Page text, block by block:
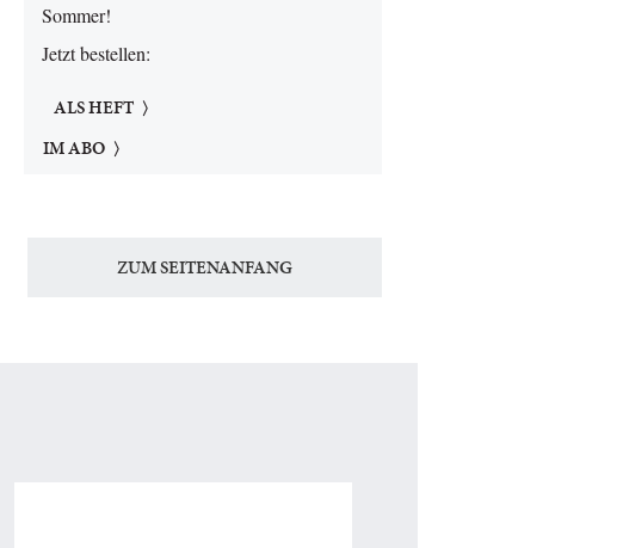
Sommer!
Jetzt bestellen:
ALS HEFT
IM ABO
ZUM SEITENANFANG